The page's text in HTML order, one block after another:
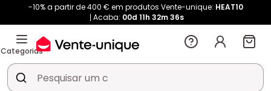
-10% a partir de 400 € em produtos Vente-unique: HEAT10
Acaba: 00d 11h 32m 35s
Categorias